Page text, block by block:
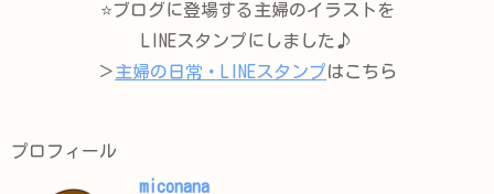
⭐️ブログに登場する主婦のイラストを
LINEスタンプにしました♪
＞主婦の日常・LINEスタンプはこちら
プロフィール
miconana